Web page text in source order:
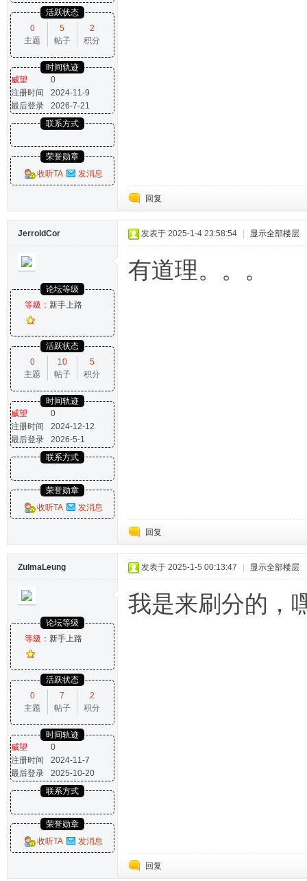
活跃状态
0
主题
5
帖子
2
积分
时间轨迹
威望
0
注册时间
2024-11-9
最后登录
2026-7-21
联系方式
荣誉勋章
收听TA
发消息
回复
JerroldCor
论坛等级
等級： 新手上路
活跃状态
0
主题
10
帖子
5
积分
时间轨迹
威望
0
注册时间
2024-12-12
最后登录
2026-5-1
联系方式
荣誉勋章
收听TA
发消息
发表于 2025-1-4 23:58:54 显示全部楼层
有道理。。。
回复
ZulmaLeung
论坛等级
等級： 新手上路
活跃状态
0
主题
7
帖子
2
积分
时间轨迹
威望
0
注册时间
2024-11-7
最后登录
2025-10-20
联系方式
荣誉勋章
收听TA
发消息
发表于 2025-1-5 00:13:47 显示全部楼层
我是来刷分的，
回复